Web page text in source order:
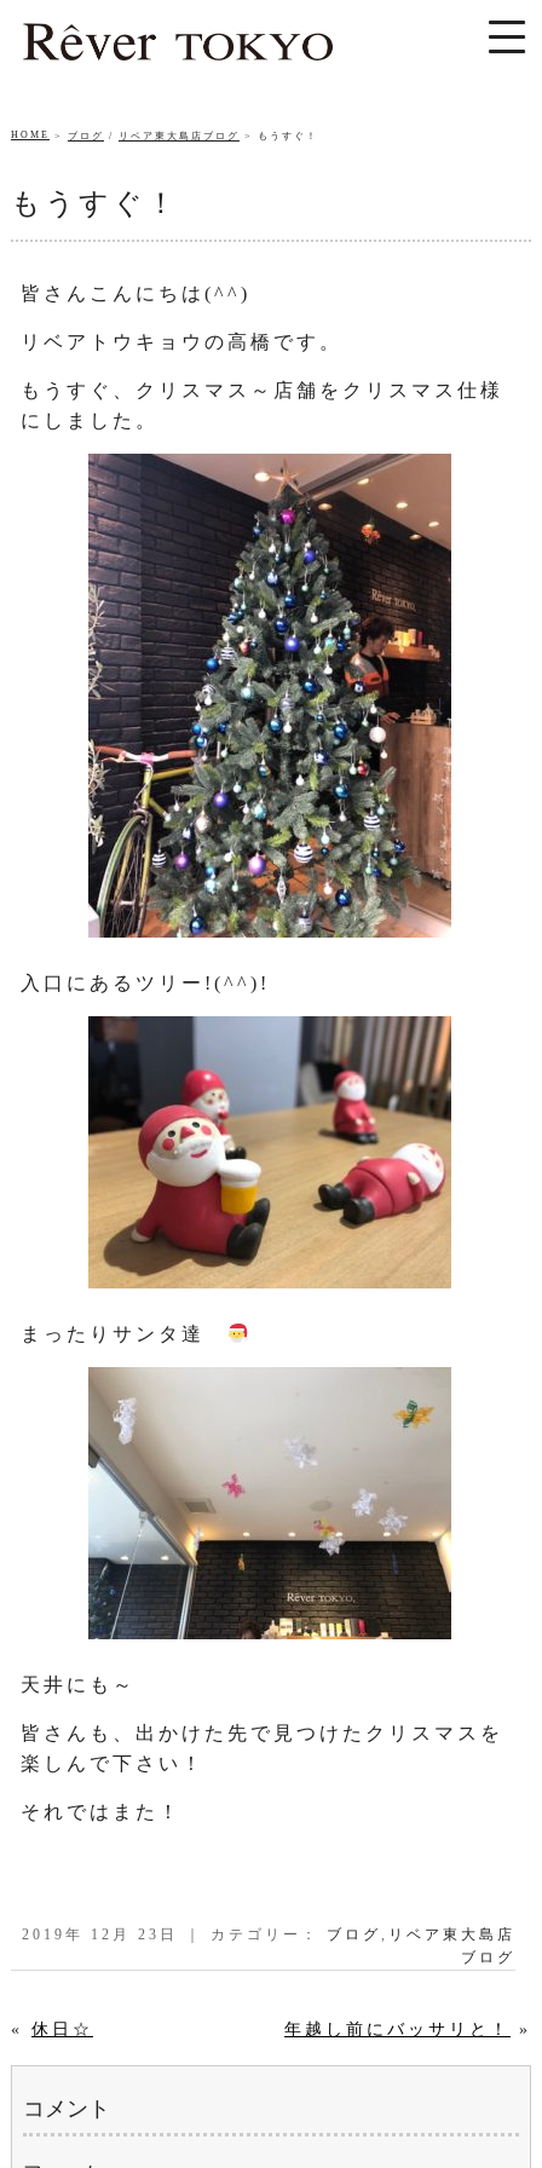
HOME ブログ / リベア東大島店ブログ もうすぐ！
もうすぐ！
皆さんこんにちは(^^)
リベアトウキョウの高橋です。
もうすぐ、クリスマス～店舗をクリスマス仕様
にしました。
入口にあるツリー!(^^)!
まったりサンタ達
天井にも～
皆さんも、出かけた先で見つけたクリスマスを
楽しんで下さい！
それではまた！
2019年 12月 23日 ｜ カテゴリー： ブログ, リベア東大島店
ブログ
« 休日☆ 年越し前にバッサリと！ »
コメント